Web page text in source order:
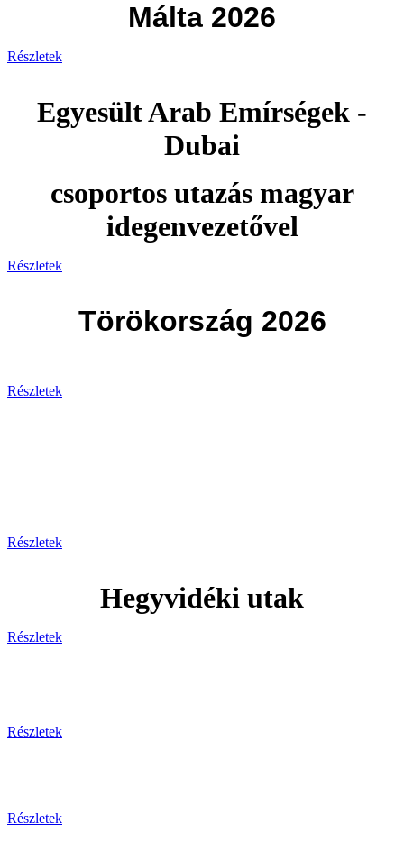
Málta 2026
Részletek
Egyesült Arab Emírségek -
Dubai
csoportos utazás magyar
idegenvezetővel
Részletek
Törökország 2026
Részletek
Részletek
Hegyvidéki utak
Részletek
Részletek
Részletek